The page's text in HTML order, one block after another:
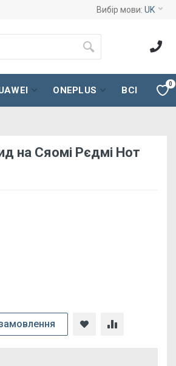
Вибір мови: UK
ONEPLUS ВСІ
0
на Сяомі Рєдмі Нот